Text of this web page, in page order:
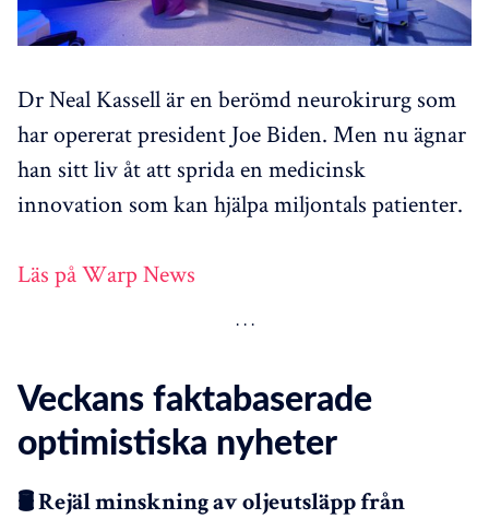
Dr Neal Kassell är en berömd neurokirurg som
har opererat president Joe Biden. Men nu ägnar
han sitt liv åt att sprida en medicinsk
innovation som kan hjälpa miljontals patienter.
Läs på Warp News
Veckans faktabaserade
optimistiska nyheter
🛢️ Rejäl minskning av oljeutsläpp från